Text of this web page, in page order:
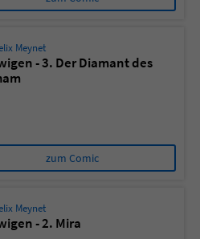
Meynet
- 3. Der Diamant des
zum Comic
Meynet
- 2. Mira